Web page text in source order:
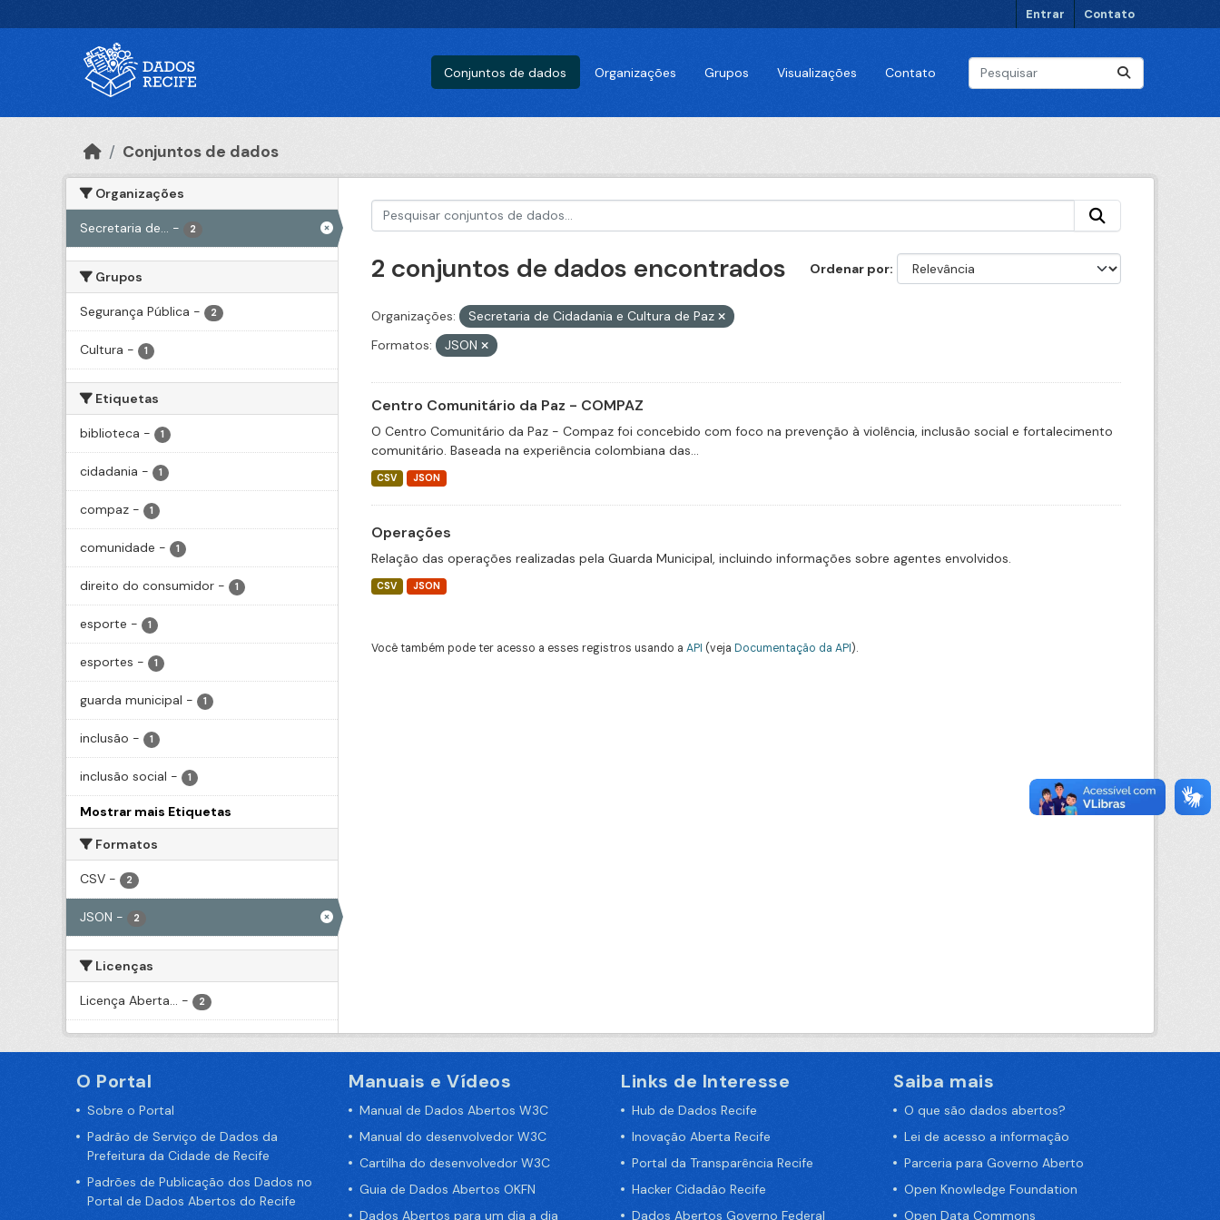
Entrar Contato
Conjuntos de dados Organizações Grupos Visualizações Contato
Conjuntos de dados
Organizações
Secretaria de... - 2
Grupos
Segurança Pública - 2
Cultura - 1
Etiquetas
biblioteca - 1
cidadania - 1
compaz - 1
comunidade - 1
direito do consumidor - 1
esporte - 1
esportes - 1
guarda municipal - 1
inclusão - 1
inclusão social - 1
Mostrar mais Etiquetas
Formatos
CSV - 2
JSON - 2
Licenças
Licença Aberta... - 2
Ordenar por
2 conjuntos de dados encontrados
Organizações:
Secretaria de Cidadania e Cultura de Paz
Formatos:
JSON
Centro Comunitário da Paz - COMPAZ
O Centro Comunitário da Paz - Compaz foi concebido com foco na prevenção à violência, inclusão social e fortalecimento
comunitário. Baseada na experiência colombiana das...
CSV JSON
Operações
Relação das operações realizadas pela Guarda Municipal, incluindo informações sobre agentes envolvidos.
CSV JSON
Você também pode ter acesso a esses registros usando a API (veja Documentação da API).
O Portal
Sobre o Portal
Padrão de Serviço de Dados da
Prefeitura da Cidade de Recife
Padrões de Publicação dos Dados no
Portal de Dados Abertos do Recife
Manuais e Vídeos
Manual de Dados Abertos W3C
Manual do desenvolvedor W3C
Cartilha do desenvolvedor W3C
Guia de Dados Abertos OKFN
Dados Abertos para um dia a dia
Links de Interesse
Hub de Dados Recife
Inovação Aberta Recife
Portal da Transparência Recife
Hacker Cidadão Recife
Dados Abertos Governo Federal
Saiba mais
O que são dados abertos?
Lei de acesso a informação
Parceria para Governo Aberto
Open Knowledge Foundation
Open Data Commons